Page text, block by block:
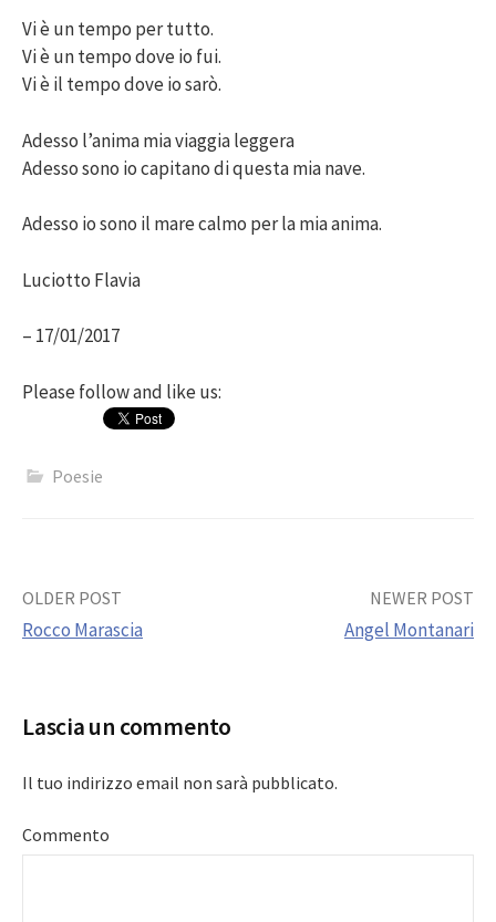
Vi è un tempo per tutto.
Vi è un tempo dove io fui.
Vi è il tempo dove io sarò.
Adesso l’anima mia viaggia leggera
Adesso sono io capitano di questa mia nave.
Adesso io sono il mare calmo per la mia anima.
Luciotto Flavia
– 17/01/2017
Please follow and like us:
Poesie
Post
OLDER POST
Rocco Marascia
NEWER POST
Angel Montanari
Lascia un commento
Il tuo indirizzo email non sarà pubblicato.
Commento